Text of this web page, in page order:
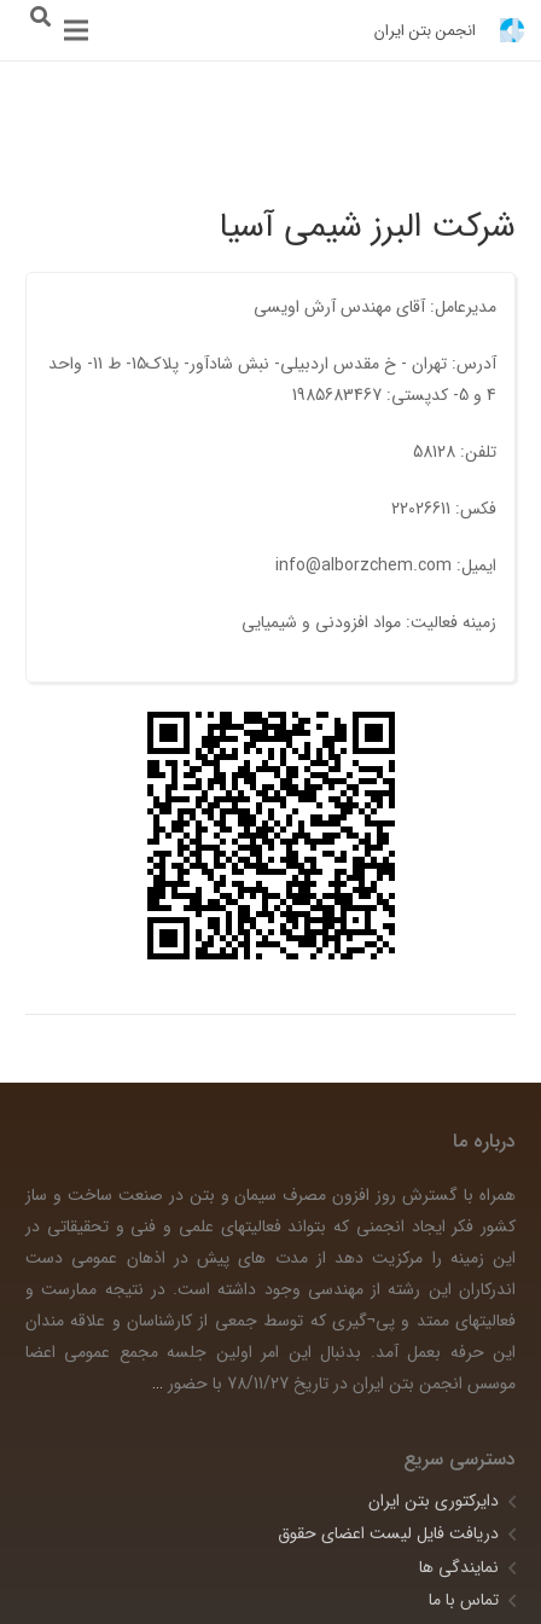
انجمن بتن ایران
شرکت البرز شیمی آسیا
مدیرعامل: آقای مهندس آرش اویسی
آدرس: تهران - خ مقدس اردبیلی- نبش شادآور- پلاک15- ط 11- واحد
4 و 5- کدپستی: 1985683467
تلفن: 58128
فکس: 22026611
ایمیل: info@alborzchem.com
زمینه فعالیت: مواد افزودنی و شیمیایی
درباره ما
همراه با گسترش روز افزون مصرف سیمان و بتن در صنعت ساخت و ساز
کشور فکر ایجاد انجمنی که بتواند فعالیتهای علمی و فنی و تحقیقاتی در
این زمینه را مرکزیت دهد از مدت های پیش در اذهان عمومی دست
اندرکاران این رشته از مهندسی وجود داشته است. در نتیجه ممارست و
فعالیتهای ممتد و پی¬گیری که توسط جمعی از کارشناسان و علاقه مندان
این حرفه بعمل آمد. بدنبال این امر اولین جلسه مجمع عمومی اعضا
موسس انجمن بتن ایران در تاریخ 78/11/27 با حضور
…
دسترسی سریع
دایرکتوری بتن ایران
دریافت فایل لیست اعضای حقوق
نمایندگی ها
تماس با ما